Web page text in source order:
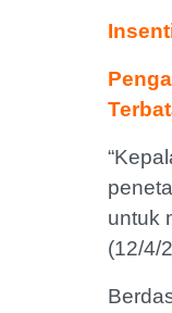
untuk
(12/4/